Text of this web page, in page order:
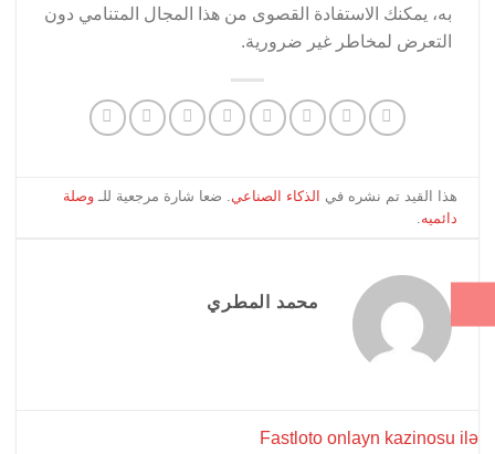
به، يمكنك الاستفادة القصوى من هذا المجال المتنامي دون
التعرض لمخاطر غير ضرورية.
هذا القيد تم نشره في الذكاء الصناعي . ضعا شارة مرجعية للـوصلة
دائميه
محمد المطري
Fastloto onlayn kazinosu ilə